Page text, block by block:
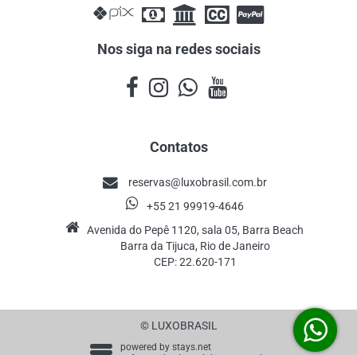
Nos siga na redes sociais
Contatos
reservas@luxobrasil.com.br
+55 21 99919-4646
Avenida do Pepê 1120, sala 05, Barra Beach
Barra da Tijuca, Rio de Janeiro
CEP: 22.620-171
© LUXOBRASIL
powered by stays.net